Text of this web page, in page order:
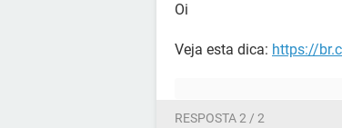
Oi
Veja esta dica: https://
RESPOSTA 2 / 2